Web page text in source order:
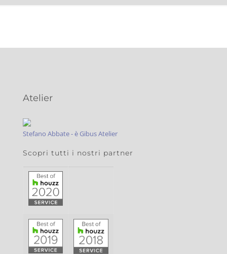
Atelier
Stefano Abbate - è Gibus Atelier
Scopri tutti i nostri partner